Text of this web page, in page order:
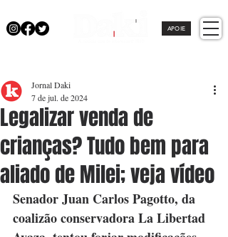
APOIE
Legalizar venda de
crianças? Tudo bem para
aliado de Milei; veja vídeo
Jornal Daki
7 de jul. de 2024
Senador Juan Carlos Pagotto, da
coalizão conservadora La Libertad